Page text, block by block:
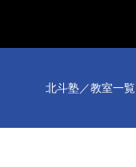
北斗塾／教室一覧